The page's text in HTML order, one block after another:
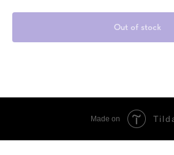
Out of stock
Made on